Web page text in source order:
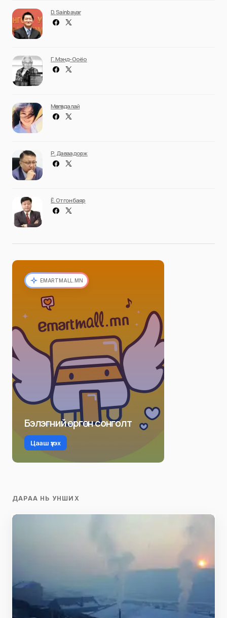
D. Sainbayar
Г. Мэнд-Ооёо
Мөнгөндалай
Р. Даваадорж
Ё. Отгонбаяр
EMARTMALL.MN
Бэлэгний өргөн сонголт
Цааш үзэх
ДАРАА НЬ УНШИХ